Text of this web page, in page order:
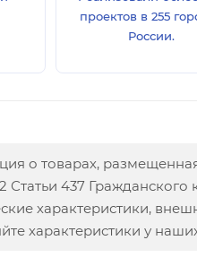
проектов в 255
России.
о товарах,
Статьи 437
характеристики,
характеристики у